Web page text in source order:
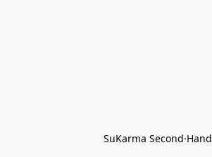
SuKarma Second·Hand